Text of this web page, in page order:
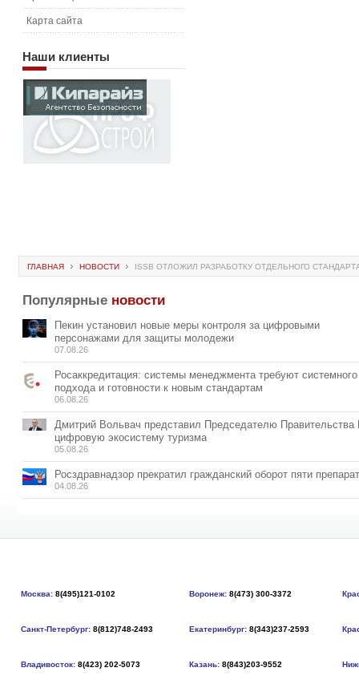
Карта сайта
Наши клиенты
ГЛАВНАЯ НОВОСТИ ISSB ОТЛОЖИЛ РАЗРАБОТКУ ОТДЕЛЬНОГО
Популярные новости
Пекин установил новые меры контроля за цифровыми
персонажами для защиты молодежи
07.08.26
Росаккредитация: системы менеджмента требуют системного
подхода и готовности к новым стандартам
06.08.26
Дмитрий Вольвач представил Председателю
цифровую экосистему туризма
05.08.26
Росздравнадзор прекратил гражданский оборот пяти
04.08.26
Москва: 8(495)121-0102 Воронеж: 8(473) 300-3372
Санкт-Петербург: 8(812)748-2493 Екатеринбург: 8(343)237-2593
Владивосток: 8(423) 202-5073 Казань: 8(843)203-9552